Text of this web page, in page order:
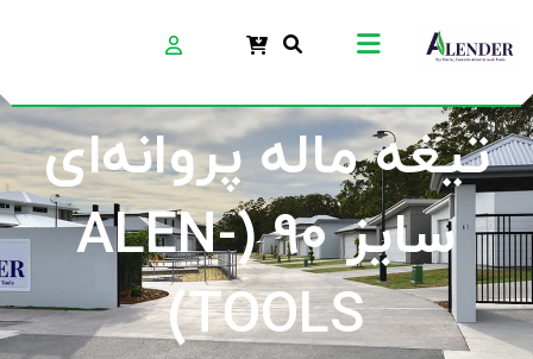
تیغه ماله پروانه‌ای
سایز 90 (ALEN-
TOOLS)